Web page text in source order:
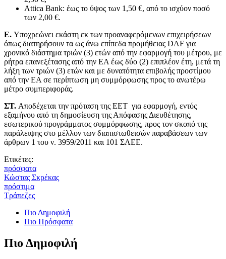
Attica Bank: έως το ύψος των 1,50 €, από το ισχύον ποσό
των 2,00 €.
Ε. Υποχρεώνει εκάστη εκ των προαναφερόμενων επιχειρήσεων
όπως διατηρήσουν τα ως άνω επίπεδα προμήθειας DAF για
χρονικό διάστημα τριών (3) ετών από την εφαρμογή του μέτρου, με
ρήτρα επανεξέτασης από την ΕΑ έως δύο (2) επιπλέον έτη, μετά τη
λήξη των τριών (3) ετών και με δυνατότητα επιβολής προστίμου
από την ΕΑ σε περίπτωση μη συμμόρφωσης προς το ανωτέρω
μέτρο συμπεριφοράς.
ΣΤ. Αποδέχεται την πρόταση της ΕΕΤ για εφαρμογή, εντός
εξαμήνου από τη δημοσίευση της Απόφασης Διευθέτησης,
εσωτερικού προγράμματος συμμόρφωσης, προς τον σκοπό της
παράλειψης στο μέλλον των διαπιστωθεισών παραβάσεων των
άρθρων 1 του ν. 3959/2011 και 101 ΣΛΕΕ.
Ετικέτες:
πρόσφατα
Κώστας Σκρέκας
πρόστιμα
Τράπεζες
Πιο Δημοφιλή
Πιο Πρόσφατα
Πιο Δημοφιλή